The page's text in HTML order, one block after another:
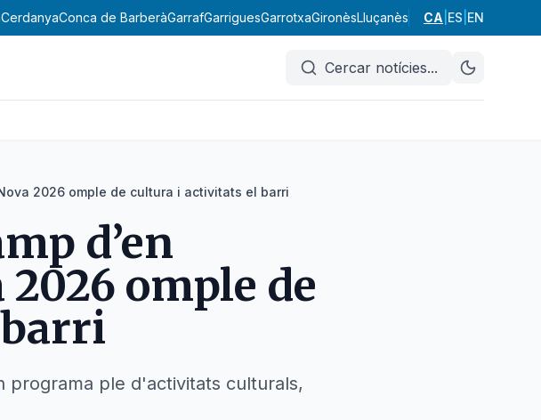
CerdanyaConca de BarberàGarrafGarriguesGarrotxaGironèsLluçanès Maresme Moianès
CA ES EN
Cercar notícies...
2026 omple de cultura i activitats el barri
d’en
omple de
programa ple d'activitats culturals,